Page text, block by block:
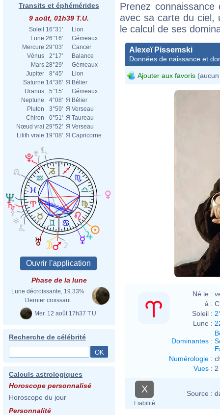
Transits et éphémérides
9 août, 01h39 T.U.
Soleil 16°31'
Lion
Lune 26°16'
Gémeaux
Mercure 29°03'
Cancer
Vénus
2°17'
Balance
Mars 28°29'
Gémeaux
Jupiter
8°45'
Lion
Saturne 14°36' Я Bélier
Uranus
5°15'
Gémeaux
Neptune
4°08' Я Bélier
Pluton
3°59' Я Verseau
Chiron
0°51' Я Taureau
Nœud vrai 29°52' Я Verseau
Lilith vraie 19°08' Я Capricorne
Phase de la lune
Lune décroissante, 19.33%
Dernier croissant
Mer. 12 août 17h37 T.U.
Recherche de célébrité
Calculs astrologiques
Horoscope personnalisé
Horoscope du jour
Personnalité
Prenez
avec sa carte du ciel,
le calcul de ses
Alexeï Pissemski
Données de naissance et
Ajouter aux favoris
Ilya
Né le :
à :
Soleil :
Lune :
Dominantes :
Numérologie :
Vues :
X
Fiabilité
Source :